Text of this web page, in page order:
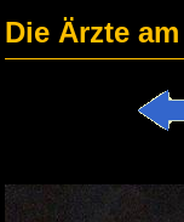
Die Ärzte